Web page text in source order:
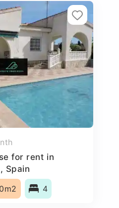
for rent in
Spain
4